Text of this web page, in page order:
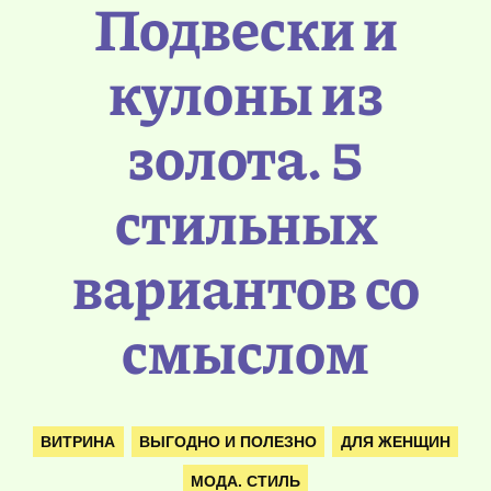
Подвески и
кулоны из
золота. 5
стильных
вариантов со
смыслом
ВИТРИНА ВЫГОДНО И ПОЛЕЗНО ДЛЯ ЖЕНЩИН
МОДА. СТИЛЬ